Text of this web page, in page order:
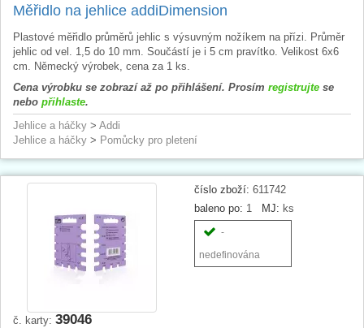
Měřidlo na jehlice addiDimension
Plastové měřidlo průměrů jehlic s výsuvným nožíkem na přízi. Průměr
jehlic od vel. 1,5 do 10 mm. Součástí je i 5 cm pravítko. Velikost 6x6
cm. Německý výrobek, cena za 1 ks.
Cena výrobku se zobrazí až po přihlášení. Prosím registrujte se
nebo přihlaste.
Jehlice a háčky > Addi
Jehlice a háčky > Pomůcky pro pletení
číslo zboží: 611742
baleno po: 1 MJ: ks
-
nedefinována
č. karty: 39046